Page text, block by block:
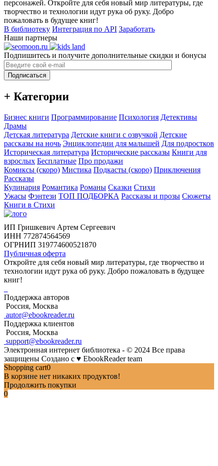
персонажей. Откройте для себя новый мир литературы, где
творчество и технологии идут рука об руку. Добро
пожаловать в будущее книг!
В библиотеку Интеграция по API Заработать
Наши партнеры
Подпишитесь и получите дополнительные скидки и бонусы
Подписаться
+ Категории
Бизнес книги Программирование Психология Детективы
Драмы
Детская литература Детские книги с озвучкой Детские
рассказы на ночь Энциклопедии для малышей Для подростков
Историческая литература Исторические рассказы Книги для
взрослых Бесплатные Про продажи
Комиксы (скоро) Мистика Подкасты (скоро) Приключения
Рассказы
Кулинария Романтика Романы Сказки Стихи
Ужасы Фэнтези ТОП ПОДБОРКА Рассказы и прозы Сюжеты
Книги в Стихи
ИП Гришкевич Артем Сергеевич
ИНН 772874564569
ОГРНИП 319774600521870
Публичная оферта
Откройте для себя новый мир литературы, где творчество и
технологии идут рука об руку. Добро пожаловать в будущее
книг!
Поддержка авторов
Россия, Москва
autor@ebookreader.ru
Поддержка клиентов
Россия, Москва
support@ebookreader.ru
Электронная интернет библиотека - © 2024 Все права
защищены Создано с ♥ EbookReader team
Shopping cart0
В корзине нет никаких продуктов!
Продолжить покупки
0